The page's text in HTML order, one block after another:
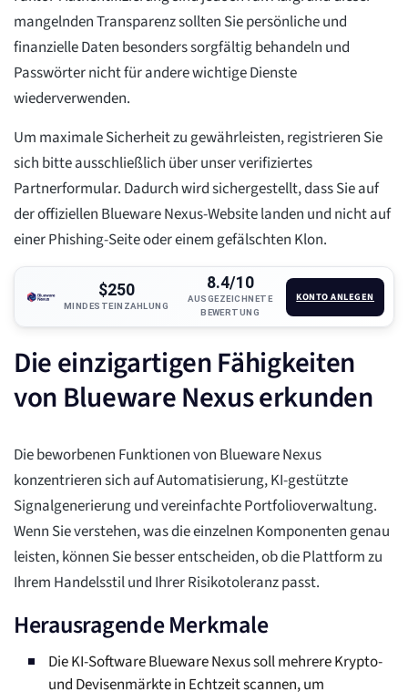
mangelnden Transparenz sollten Sie persönliche und
finanzielle Daten besonders sorgfältig behandeln und
Passwörter nicht für andere wichtige Dienste
wiederverwenden.
Um maximale Sicherheit zu gewährleisten, registrieren Sie
sich bitte ausschließlich über unser verifiziertes
Partnerformular. Dadurch wird sichergestellt, dass Sie auf
der offiziellen Blueware Nexus-Website landen und nicht auf
einer Phishing-Seite oder einem gefälschten Klon.
$250
MINDESTEINZAHLUNG
8.4/10
AUSGEZEICHNETE
BEWERTUNG
KONTO ANLEGEN
Die einzigartigen Fähigkeiten
von Blueware Nexus erkunden
Die beworbenen Funktionen von Blueware Nexus
konzentrieren sich auf Automatisierung, KI-gestützte
Signalgenerierung und vereinfachte Portfolioverwaltung.
Wenn Sie verstehen, was die einzelnen Komponenten genau
leisten, können Sie besser entscheiden, ob die Plattform zu
Ihrem Handelsstil und Ihrer Risikotoleranz passt.
Herausragende Merkmale
Die KI-Software Blueware Nexus soll mehrere Krypto-
und Devisenmärkte in Echtzeit scannen, um